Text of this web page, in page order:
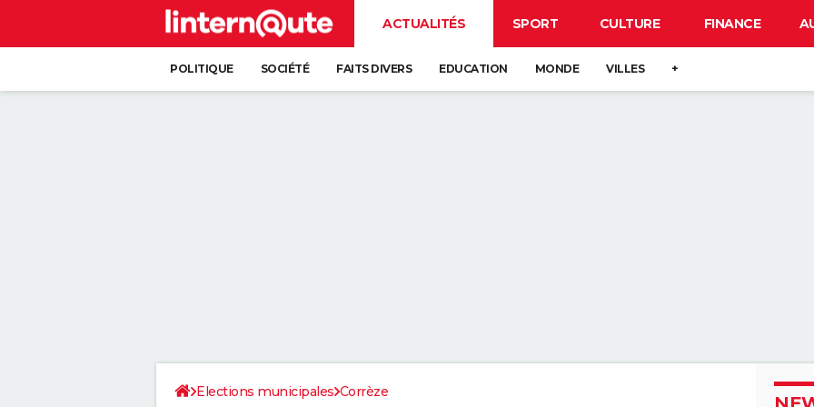
ACTUALITÉS SPORT CULTURE FINANCE
POLITIQUE SOCIÉTÉ FAITS DIVERS EDUCATION MONDE VILLES +
Elections municipales Corrèze